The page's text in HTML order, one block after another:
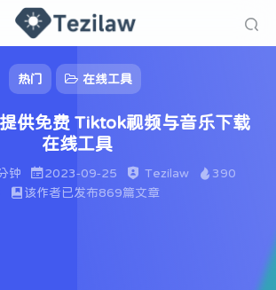
热门 在线工具
供免费 Tiktok视频与音乐下载
在线工具
钟 2023-09-25 Tezilaw
390
该作者已发布869篇文章